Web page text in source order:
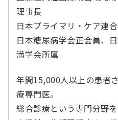
理事長
日本プライマリ・ケア連
日本糖尿病学会正会員、
満学会所属
年間15,000人以上の患者
療専門医。
総合診療という専門分野